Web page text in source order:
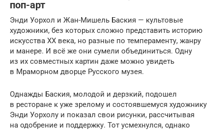
поп-арт
Энди Уорхол и Жан-Мишель Баския — культовые
художники, без которых сложно представить историю
искусства ХХ века, но разные по темпераменту, жанру
и манере. И всё же они сумели объединиться. Одну
из их совместных картин даже можно увидеть
в Мраморном дворце Русского музея.
Однажды Баския, молодой и дерзкий, подошел
в ресторане к уже зрелому и состоявшемуся художнику
Энди Уорхолу и показал свои рисунки, рассчитывая
на одобрение и поддержку. Тот усмехнулся, однако